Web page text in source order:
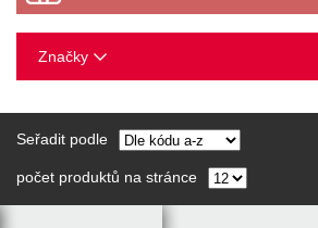
Značky
Seřadit podle
počet produktů na stránce